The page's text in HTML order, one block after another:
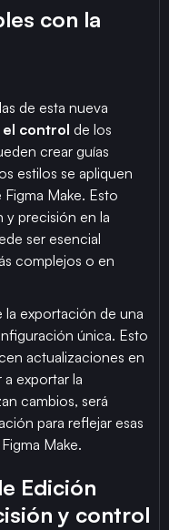
con la
de esta nueva
control de los
crear guías
estilos se apliquen
Make. Esto
y precisión en la
ser esencial
complejos o en
exportación de una
única. Esto
actualizaciones en
exportar la
cambios, será
para reflejar esas
Make.
Edición
y control